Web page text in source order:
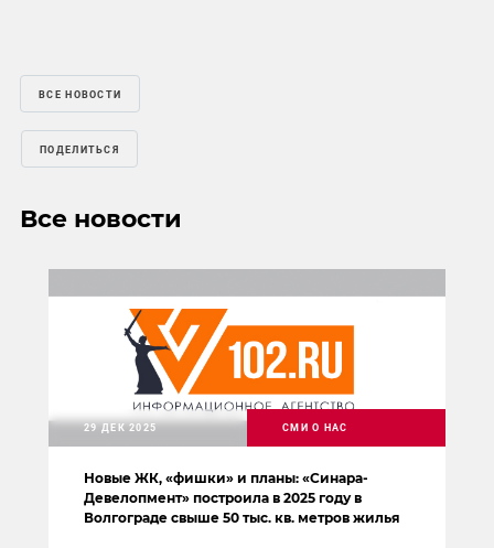
ВСЕ НОВОСТИ
ПОДЕЛИТЬСЯ
Все новости
Новые ЖК, «фишки» и планы: «Синара-
Девелопмент» построила в 2025 году в
Волгограде свыше 50 тыс. кв. метров жилья
29 ДЕК 2025 СМИ О НАС